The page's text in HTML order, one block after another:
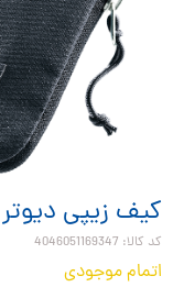
کیف زیپی دیوتر Deuter Zip Wallet
کد کالا: 4046051169347
اتمام موجودی